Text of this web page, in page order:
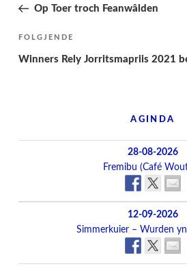
pagina
Op Toer troch Feanwâlden
Folgjend
berjocht
FOLGJENDE
Winners Rely Jorritsmapriis 2021
AGINDA
28-08-2026
Fremibu (Café
12-09-2026
Simmerkuier – Wurden